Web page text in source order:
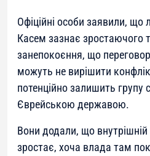
Офіційні особи заявили, що
Касем зазнає зростаючого
занепокоєння, що
можуть не вирішити
потенційно залишить групу
Єврейською державою.
Вони додали, що внутрішній
зростає, хоча влада там